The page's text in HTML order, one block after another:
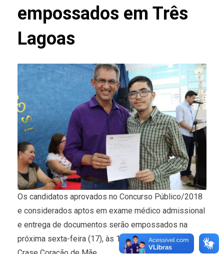
empossados em Três
Lagoas
Os candidatos aprovados no Concurso Público/2018
e considerados aptos em exame médico admissional
e entrega de documentos serão empossados na
próxima sexta-feira (17), às 17h, no Auditório do